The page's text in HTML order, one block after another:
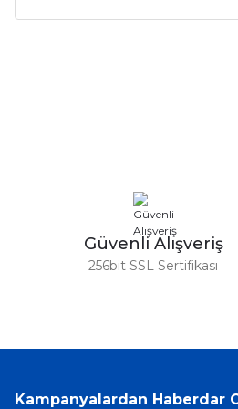
Ürün fiyatı diğer sitelerden daha
Bu ürüne benzer farklı
Güvenli Alışveriş
256bit SSL Sertifikası
Kampanyalardan Haberdar